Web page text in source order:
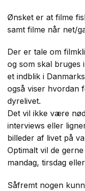
Ønsket er at filme
samt filme når net/
Der er tale om
og som skal
et indblik i
også viser hvordan
dyrelivet.
Det vil ikke være
interviews eller
billeder af livet på
Optimalt vil de
mandag, tirsdag
Såfremt nogen